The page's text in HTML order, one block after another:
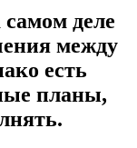
деле
между
есть
планы,